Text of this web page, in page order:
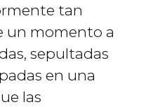
tan
un momento a
sepultadas
en una
las